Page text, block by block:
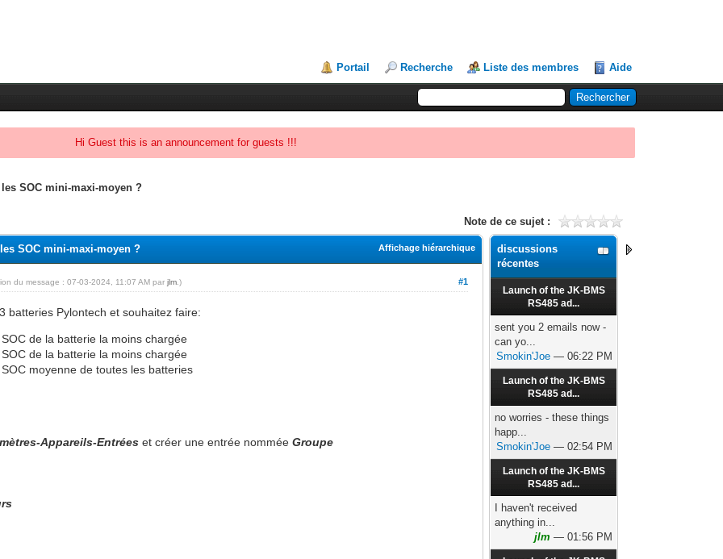
Portail Recherche Liste des membres Aide
Hi Guest this is an announcement for guests !!!
SOC mini-maxi-moyen ?
Note de ce sujet :
Affichage hiérarchique
SOC mini-maxi-moyen ?
#1
du message : 07-03-2024, 11:07 AM par jlm.)
batteries Pylontech et souhaitez faire:
de la batterie la moins chargée
de la batterie la moins chargée
moyenne de toutes les batteries
Appareils-Entrées et créer une entrée nommée Groupe
discussions
récentes
Launch of the JK-BMS
RS485 ad...
sent you 2 emails now -
can yo...
Smokin'Joe — 06:22 PM
Launch of the JK-BMS
RS485 ad...
no worries - these things
happ...
Smokin'Joe — 02:54 PM
Launch of the JK-BMS
RS485 ad...
I haven't received
anything in...
jlm — 01:56 PM